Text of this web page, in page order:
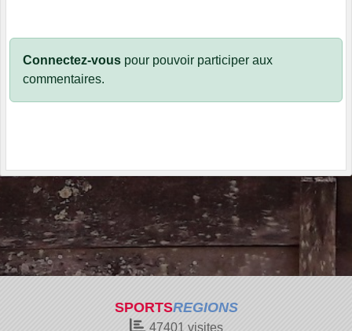
Connectez-vous pour pouvoir participer aux
commentaires.
SPORTSREGIONS
47401 visites